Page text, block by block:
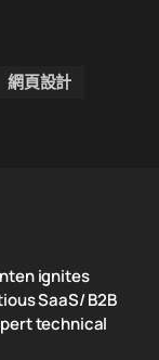
網頁設計
ignites
SaaS/ B2B
technical